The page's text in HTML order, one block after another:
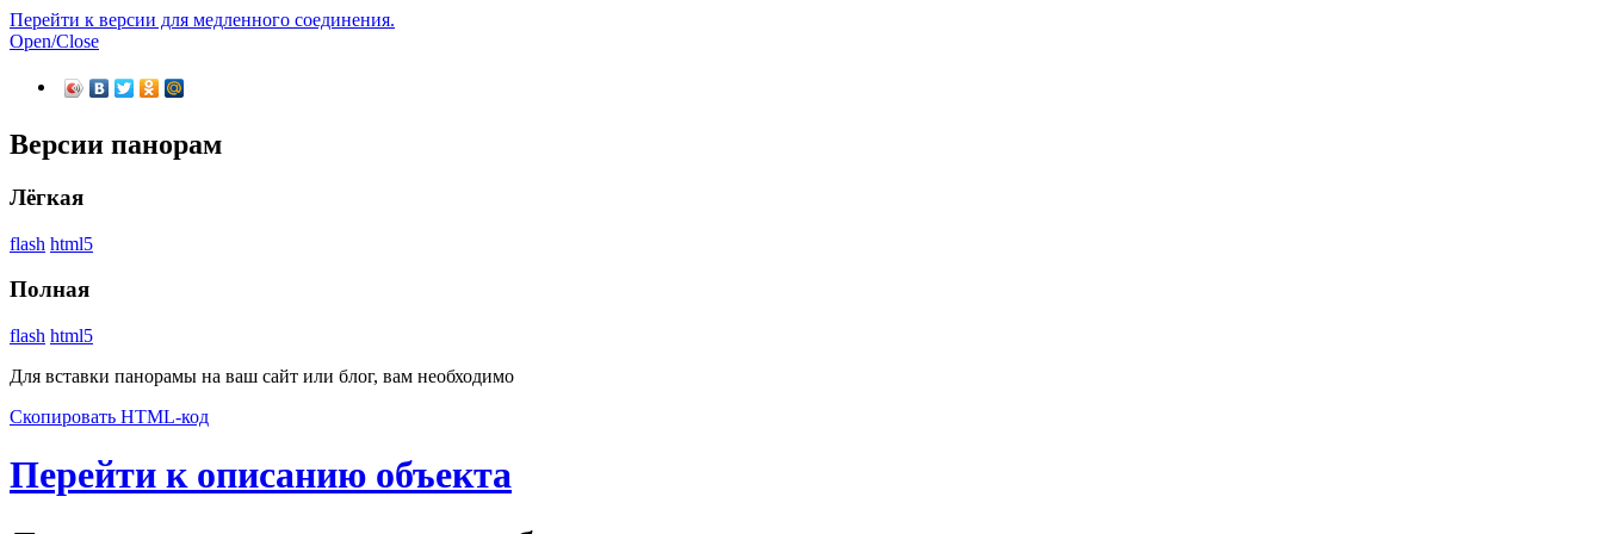
Перейти к версии для медленного соединения.
Open/Close
Версии панорам
Лёгкая
flash html5
Полная
flash html5
Для вставки панорамы на ваш сайт или блог, вам необходимо
Скопировать HTML-код
Перейти к описанию объекта